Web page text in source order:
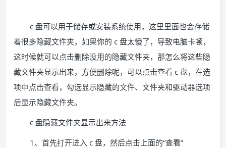
c 盘可以用于储存或安装系统使用，这里里面也会存储
着很多隐藏文件夹，如果你的 c 盘太慢了，导致电脑卡顿，
这时候就可以点击删除没用的隐藏文件夹，那怎么将这些隐
藏文件夹显示出来，方便删除呢，可以点击查看 c 盘，在选
项中点击查看，勾选显示隐藏的文件、文件夹和驱动器选项
后显示隐藏文件夹。
c 盘隐藏文件夹显示出来方法
1、首先打开进入 c 盘，然后点击上面的“查看”